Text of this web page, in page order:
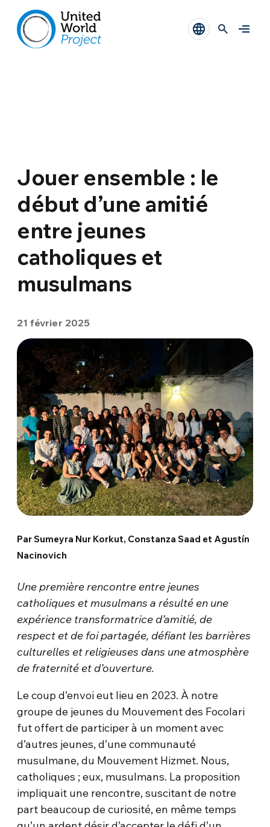
Jouer ensemble : le
début d’une amitié
entre jeunes
catholiques et
musulmans
21 février 2025
Par Sumeyra Nur Korkut, Constanza Saad et Agustín
Nacinovich
Une première rencontre entre jeunes
catholiques et musulmans a résulté en une
expérience transformatrice d’amitié, de
respect et de foi partagée, défiant les barrières
culturelles et religieuses dans une atmosphère
de fraternité et d’ouverture.
Le coup d’envoi eut lieu en 2023. À notre
groupe de jeunes du Mouvement des Focolari
fut offert de participer à un moment avec
d’autres jeunes, d’une communauté
musulmane, du Mouvement Hizmet. Nous,
catholiques ; eux, musulmans. La proposition
impliquait une rencontre, suscitant de notre
part beaucoup de curiosité, en même temps